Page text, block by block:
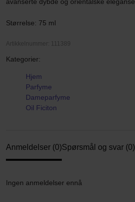
Størrelse: 75 ml
Artikkelnummer: 111389
Kategorier:
Hjem
Parfyme
Dameparfyme
Oil Ficiton
Anmeldelser (0)Spørsmål og svar (0)
Ingen anmeldelser ennå